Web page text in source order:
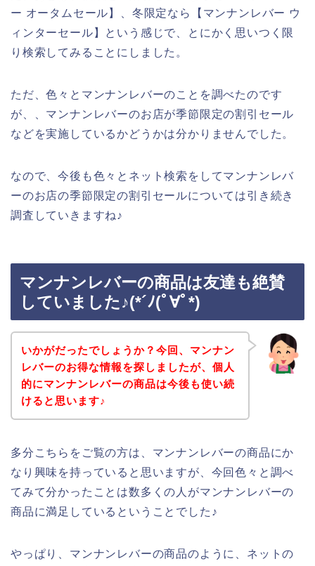
ー オータムセール】、冬限定なら【マンナンレバー ウ
ィンターセール】という感じで、とにかく思いつく限
り検索してみることにしました。
ただ、色々とマンナンレバーのことを調べたのです
が、、マンナンレバーのお店が季節限定の割引セール
などを実施しているかどうかは分かりませんでした。
なので、今後も色々とネット検索をしてマンナンレバ
ーのお店の季節限定の割引セールについては引き続き
調査していきますね♪
マンナンレバーの商品は友達も絶賛
していました♪(*´ﾉ(ﾟ∀ﾟ*)
いかがだったでしょうか？今回、マンナン
レバーのお得な情報を探しましたが、個人
的にマンナンレバーの商品は今後も使い続
けると思います♪
多分こちらをご覧の方は、マンナンレバーの商品にか
なり興味を持っていると思いますが、今回色々と調べ
てみて分かったことは数多くの人がマンナンレバーの
商品に満足しているということでした♪
やっぱり、マンナンレバーの商品のように、ネットの